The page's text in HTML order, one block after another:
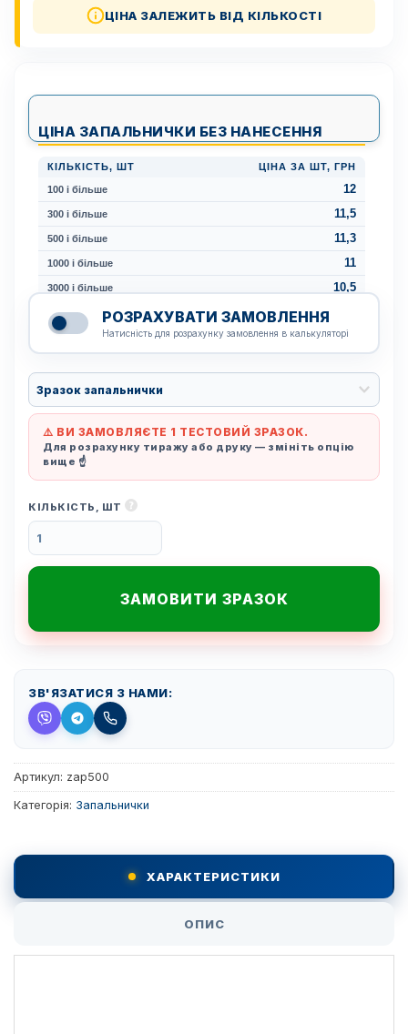
ЦІНА ЗАЛЕЖИТЬ ВІД КІЛЬКОСТІ
ЦІНА ЗАПАЛЬНИЧКИ БЕЗ НАНЕСЕННЯ
КІЛЬКІСТЬ, ШТ ЦІНА ЗА ШТ, ГРН
100 і більше 12
300 і більше 11,5
500 і більше 11,3
1000 і більше 11
3000 і більше 10,5
РОЗРАХУВАТИ ЗАМОВЛЕННЯ
Натисність для розрахунку замовлення в калькуляторі
⚠️ ВИ ЗАМОВЛЯЄТЕ 1 ТЕСТОВИЙ ЗРАЗОК.
Для розрахунку тиражу або друку — змініть опцію
вище ☝️
КІЛЬКІСТЬ, ШТ
ЗАМОВИТИ ЗРАЗОК
ЗВ'ЯЗАТИСЯ З НАМИ:
Артикул: zap500
Категорія: Запальнички
ХАРАКТЕРИСТИКИ
ОПИС